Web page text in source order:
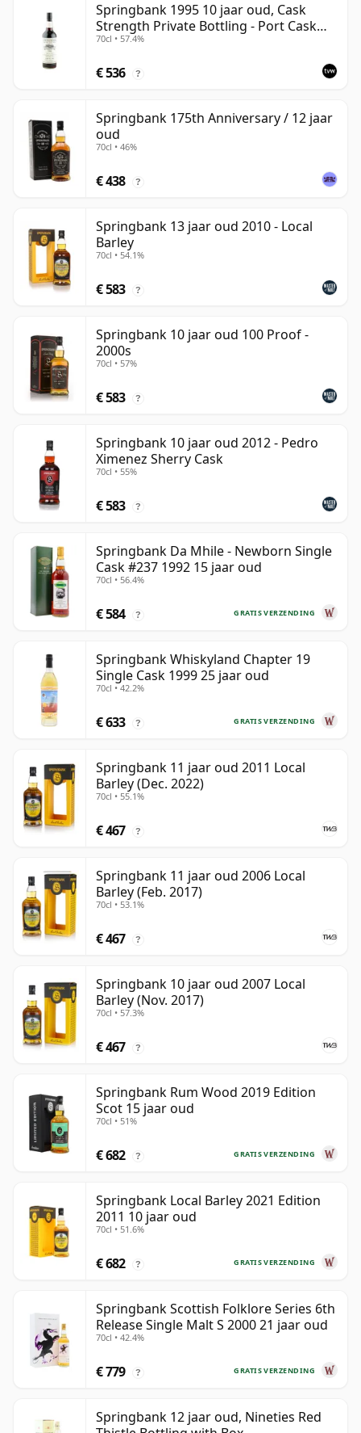
Springbank 1995 10 jaar oud, Cask
Strength Private Bottling - Port Cask
#446
70cl • 57.4%
€ 536 ?
Springbank 175th Anniversary / 12 jaar
oud
70cl • 46%
€ 438 ?
Springbank 13 jaar oud 2010 - Local
Barley
70cl • 54.1%
€ 583 ?
Springbank 10 jaar oud 100 Proof -
2000s
70cl • 57%
€ 583 ?
Springbank 10 jaar oud 2012 - Pedro
Ximenez Sherry Cask
70cl • 55%
€ 583 ?
Springbank Da Mhile - Newborn Single
Cask #237 1992 15 jaar oud
70cl • 56.4%
GRATIS VERZENDING
€ 584 ?
Springbank Whiskyland Chapter 19
Single Cask 1999 25 jaar oud
70cl • 42.2%
GRATIS VERZENDING
€ 633 ?
Springbank 11 jaar oud 2011 Local
Barley (Dec. 2022)
70cl • 55.1%
€ 467 ?
Springbank 11 jaar oud 2006 Local
Barley (Feb. 2017)
70cl • 53.1%
€ 467 ?
Springbank 10 jaar oud 2007 Local
Barley (Nov. 2017)
70cl • 57.3%
€ 467 ?
Springbank Rum Wood 2019 Edition
Scot 15 jaar oud
70cl • 51%
GRATIS VERZENDING
€ 682 ?
Springbank Local Barley 2021 Edition
2011 10 jaar oud
70cl • 51.6%
GRATIS VERZENDING
€ 682 ?
Springbank Scottish Folklore Series 6th
Release Single Malt S 2000 21 jaar oud
70cl • 42.4%
GRATIS VERZENDING
€ 779 ?
Springbank 12 jaar oud, Nineties Red